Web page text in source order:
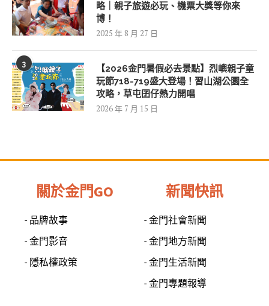
略｜親子旅遊必玩、機票大獎等你來
博！
2025 年 8 月 27 日
3
【2026金門暑假必去景點】烈嶼親子童
玩節718-719盛大登場！習山湖公園全
攻略，草屯囝仔熱力開唱
2026 年 7 月 15 日
關於金門GO
- 品牌故事
- 金門影音
- 隱私權政策
新聞快訊
- 金門社會新聞
- 金門地方新聞
- 金門生活新聞
- 金門專題報導